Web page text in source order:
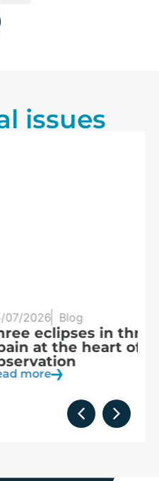
issues
years:
of solar